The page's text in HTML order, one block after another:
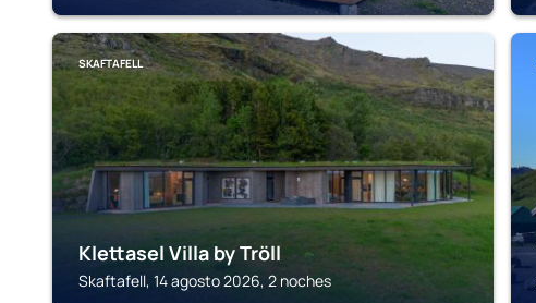
SKAFTAFELL
Klettasel Villa by Tröll
Skaftafell, 14 agosto 2026, 2 noches